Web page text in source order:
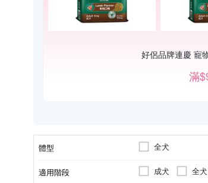
好侶品牌連慶 寵
滿
體型 全犬
適用階段 成犬 全犬